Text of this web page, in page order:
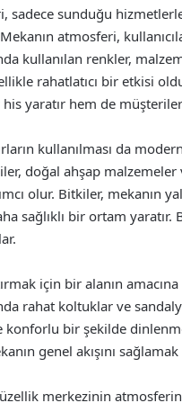
sadece sunduğu
atmosferi,
kullanılan renkler,
rahatlatıcı bir etkisi
yaratır hem de
kullanılması da
doğal ahşap
olur. Bitkiler, mekanın
sağlıklı bir ortam
için bir alanın
rahat koltuklar ve
konforlu bir şekilde
genel akışını
merkezinin